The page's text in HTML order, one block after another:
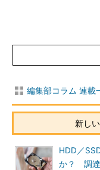
編集部コラム 連載
新し
HDD／
か？ 調達